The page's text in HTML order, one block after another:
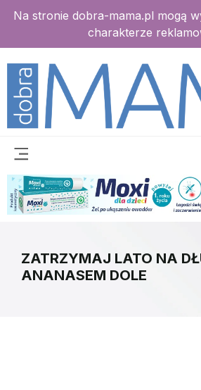
Na stronie dobra-mama.pl mogą
charakterze
ZATRZYMAJ LATO NA
ANANASEM DOLE